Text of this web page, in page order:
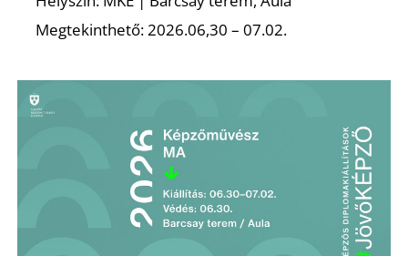
Megtekinthető: 2026.06,30 – 07.02.